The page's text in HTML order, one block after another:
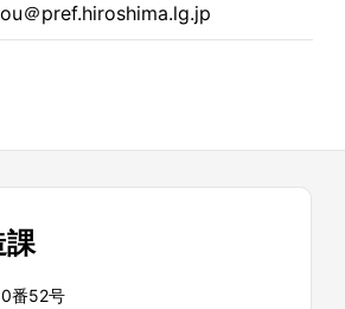
＠pref.hiroshima.lg.jp
課
番52号